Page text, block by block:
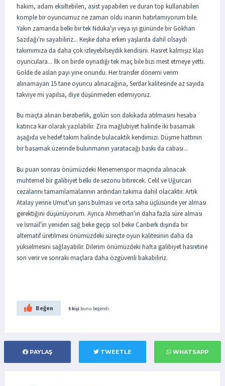
hakim, adam eksiltebilen, asist yapabilen ve duran top kullanabilen
komple bir oyuncumuz ne zaman oldu inanın hatırlamıyorum bile.
Yakın zamanda belki bir tek Nduka'yı veya iyi gününde bir Gökhan
Sazdağı'nı sayabiliriz... Keşke daha erken yaşlarda dahil olsaydı
takımımıza da daha çok izleyebilseydik kendisini. Hasret kalmışız klas
oyunculara... İlk on birde oynadığı tek maç bile bizi mest etmeye yetti.
Golde de aslan payı yine onundu. Her transfer dönemi verim
alınamayan 15 tane oyuncu alınacağına, Serdar kalitesinde az sayıda
takviye mi yapılsa, diye düşünmeden edemiyoruz.
Bu maçta alınan beraberlik, golün son dakikada atılmasını hesaba
katınca kar olarak yazılabilir. Zira mağlubiyet halinde iki basamak
aşağıda ve hedef takım halinde bulacaktık kendimizi. Düşme hattının
bir basamak üzerinde bulunmanın yaratacağı baskı da cabası...
Bu puan sonrası önümüzdeki Menemenspor maçında alınacak
muhtemel bir galibiyet belki de sezonu bitirecek. Celil ve Uğurcan
cezalarını tamamlamalarının ardından takıma dahil olacaktır. Artık
Atalay yerine Umut'un şans bulması ve orta saha üçlüsünde yer alması
gerektiğini düşünüyorum. Ayrıca Ahmethan'ın daha fazla süre alması
ve İsmail'in yeniden sağ beke geçip sol beke Canberk dışında bir
alternatif üretilmesi önümüzdeki süreçte oyun kalitesinin daha da
yükselmesini sağlayabilir. Dilerim önümüzdeki hafta galibiyet hasretine
son verir ve sonraki maçlara daha özgüvenli bakabiliriz.
Beğen 5 kişi bunu beğendi.
PAYLAŞ TWEETLE WHATSAPP